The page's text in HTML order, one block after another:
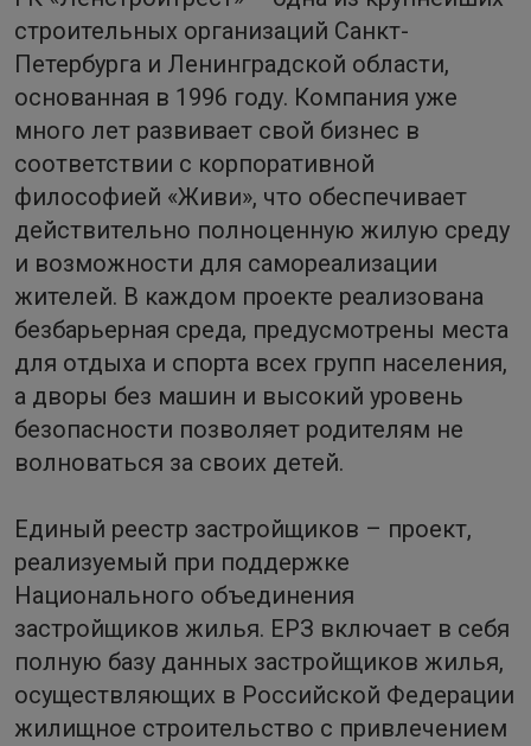
строительных организаций Санкт-
Петербурга и Ленинградской области,
основанная в 1996 году. Компания уже
много лет развивает свой бизнес в
соответствии с корпоративной
философией «Живи», что обеспечивает
действительно полноценную жилую среду
и возможности для самореализации
жителей. В каждом проекте реализована
безбарьерная среда, предусмотрены места
для отдыха и спорта всех групп населения,
а дворы без машин и высокий уровень
безопасности позволяет родителям не
волноваться за своих детей.
Единый реестр застройщиков – проект,
реализуемый при поддержке
Национального объединения
застройщиков жилья. ЕРЗ включает в себя
полную базу данных застройщиков жилья,
осуществляющих в Российской Федерации
жилищное строительство с привлечением